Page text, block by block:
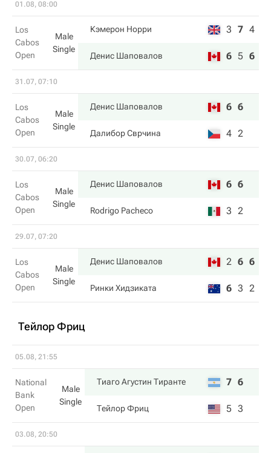
01.08, 08:00
Los
Cabos
Open
Male
Single
Кэмерон Норри 3 7 4
Денис Шаповалов 6 5 6
31.07, 07:10
Los
Cabos
Open
Male
Single
Денис Шаповалов 6 6
Далибор Сврчина 4 2
30.07, 06:20
Los
Cabos
Open
Male
Single
Денис Шаповалов 6 6
Rodrigo Pacheco 3 2
29.07, 07:20
Los
Cabos
Open
Male
Single
Денис Шаповалов 2 6 6
Ринки Хидзиката 6 3 2
Тейлор Фриц
05.08, 21:55
National
Bank
Open
Male
Single
Тиаго Агустин Тиранте 7 6
Тейлор Фриц 5 3
03.08, 20:50